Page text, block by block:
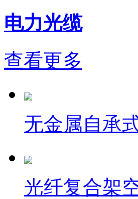
电力光缆
查看更多
无金属自承
光纤复合架